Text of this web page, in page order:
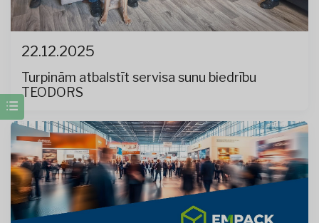
22.12.2025
Turpinām atbalstīt servisa sunu biedrību
TEODORS